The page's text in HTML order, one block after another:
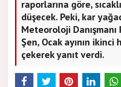
raporlarına göre,
düşecek. Peki, kar
Meteoroloji Danışmanı
Şen, Ocak ayının
çekerek yanıt verdi.